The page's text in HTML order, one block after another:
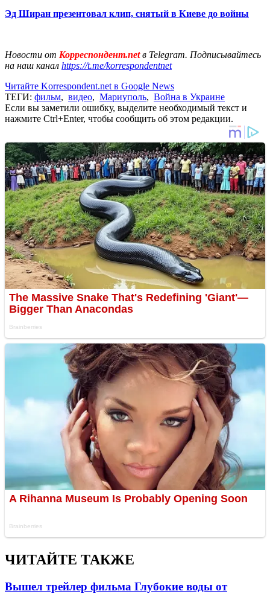
Эд Ширан презентовал клип, снятый в Киеве до войны
Новости от Корреспондент.netв Telegram. Подписывайтесь
на наш канал https://t.me/korrespondentnet
Читайте Korrespondent.net в Google News
ТЕГИ: фильм, видео, Мариуполь, Война в Украине
Если вы заметили ошибку, выделите необходимый текст и
нажмите Ctrl+Enter, чтобы сообщить об этом редакции.
ЧИТАЙТЕ ТАКЖЕ
Вышел трейлер фильма Глубокие воды от